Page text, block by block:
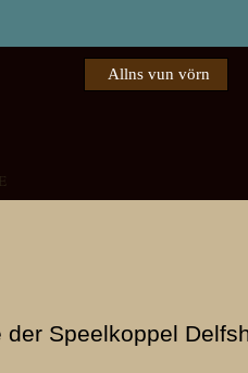
Allns vun vörn
in de Büx!
der Speelkoppel